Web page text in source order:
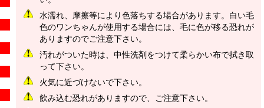
水濡れ、摩擦等により色落ちする場合があります。白い毛
色のワンちゃんが使用する場合には、毛に色が移る恐れが
ありますのでご注意下さい。
汚れがついた時は、中性洗剤をつけて柔らかい布で拭き取
って下さい。
火気に近づけないで下さい。
飲み込む恐れがありますので、ご注意下さい。